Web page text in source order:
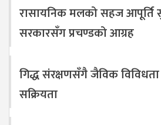
रासायनिक मलको सहज आपूर्ति
सरकारसँग प्रचण्डको आग्रह
गिद्ध संरक्षणसँगै जैविक विविधता
सक्रियता